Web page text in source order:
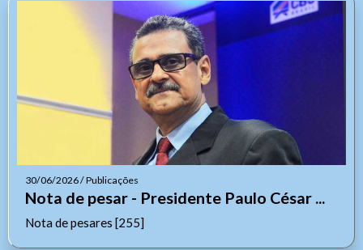
30/06/2026 / Publicações
Nota de pesar - Presidente Paulo César ...
Nota de pesares [255]